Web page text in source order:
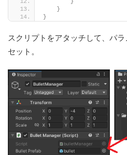
}
}
}
スクリプトをアタッチして、パ
セット。